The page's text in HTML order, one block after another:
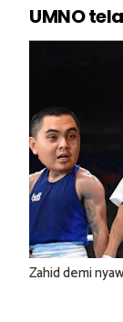
UMNO
Zahid demi